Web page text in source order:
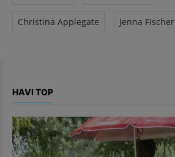
Christina Applegate Jenna Fischer
HAVI TOP